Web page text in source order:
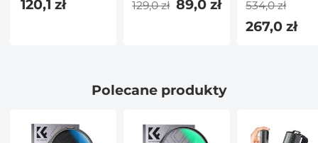
120,1 zł
Aparat
129,0 zł 89,0 zł
mieści 15,6-
canon/
534,0 zł
267,0 zł
Polecane produkty